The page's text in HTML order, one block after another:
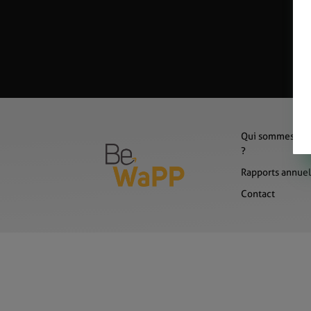
Qui sommes-
?
Rapports
Contact